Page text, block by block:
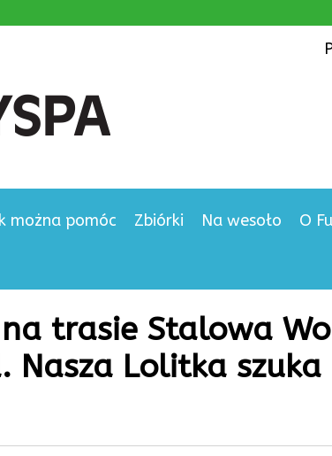
można pomóc Zbiórki Na wesoło O
trasie Stalowa
Nasza Lolitka